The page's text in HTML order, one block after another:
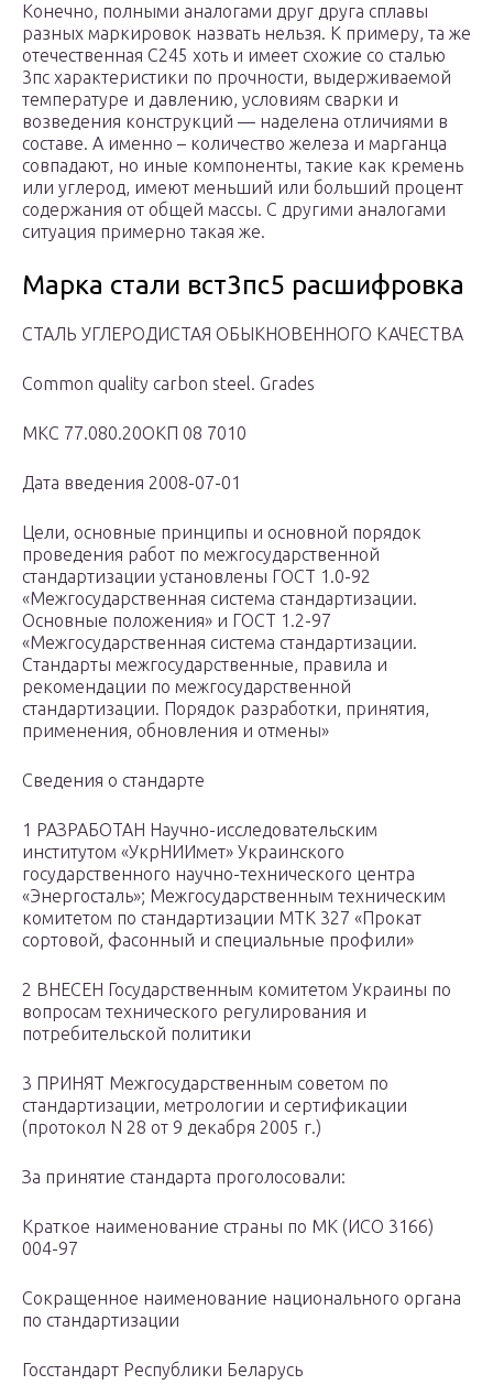
Конечно, полными аналогами друг друга сплавы
разных маркировок назвать нельзя. К примеру, та же
отечественная С245 хоть и имеет схожие со сталью
3пс характеристики по прочности, выдерживаемой
температуре и давлению, условиям сварки и
возведения конструкций — наделена отличиями в
составе. А именно – количество железа и марганца
совпадают, но иные компоненты, такие как кремень
или углерод, имеют меньший или больший процент
содержания от общей массы. С другими аналогами
ситуация примерно такая же.
Марка стали вст3пс5 расшифровка
СТАЛЬ УГЛЕРОДИСТАЯ ОБЫКНОВЕННОГО КАЧЕСТВА
Common quality carbon steel. Grades
МКС 77.080.20ОКП 08 7010
Дата введения 2008-07-01
Цели, основные принципы и основной порядок
проведения работ по межгосударственной
стандартизации установлены ГОСТ 1.0-92
«Межгосударственная система стандартизации.
Основные положения» и ГОСТ 1.2-97
«Межгосударственная система стандартизации.
Стандарты межгосударственные, правила и
рекомендации по межгосударственной
стандартизации. Порядок разработки, принятия,
применения, обновления и отмены»
Сведения о стандарте
1 РАЗРАБОТАН Научно-исследовательским
институтом «УкрНИИмет» Украинского
государственного научно-технического центра
«Энергосталь»; Межгосударственным техническим
комитетом по стандартизации МТК 327 «Прокат
сортовой, фасонный и специальные профили»
2 ВНЕСЕН Государственным комитетом Украины по
вопросам технического регулирования и
потребительской политики
3 ПРИНЯТ Межгосударственным советом по
стандартизации, метрологии и сертификации
(протокол N 28 от 9 декабря 2005 г.)
За принятие стандарта проголосовали:
Краткое наименование страны по МК (ИСО 3166)
004-97
Сокращенное наименование национального органа
по стандартизации
Госстандарт Республики Беларусь